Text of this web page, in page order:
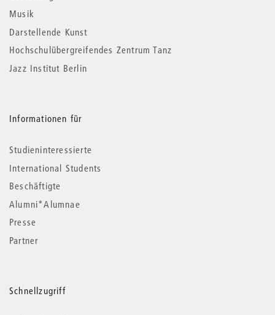
Musik
Darstellende Kunst
Hochschulübergreifendes Zentrum Tanz
Jazz Institut Berlin
Informationen für
Studieninteressierte
International Students
Beschäftigte
Alumni*Alumnae
Presse
Partner
Schnellzugriff